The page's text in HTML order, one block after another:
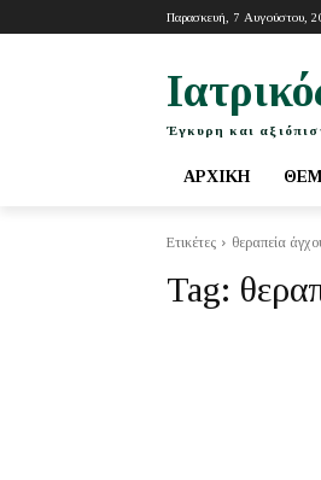
Παρασκευή, 7 Αυγούστου,
Έγκυρη και
ΑΡΧΙΚΉ
Ετικέτες θεραπεία
Tag: